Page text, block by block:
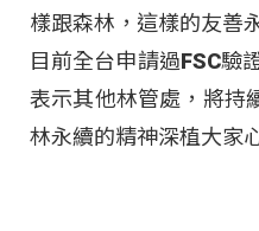
樣跟森林，這樣的友善
目前全台申請過FSC驗
表示其他林管處，將持
林永續的精神深植大家